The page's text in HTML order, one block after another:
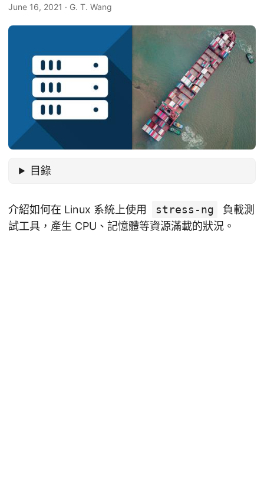
June 16, 2021 · G. T. Wang
目錄
介紹如何在 Linux 系統上使用 stress-ng
負載測
試工具，產生 CPU、記憶體等資源滿載的狀況。